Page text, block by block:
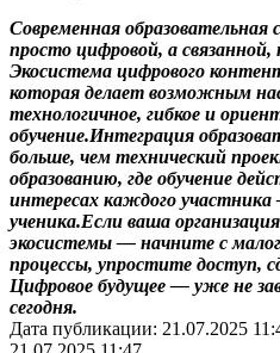
Современная
просто цифровой, а
Экосистема цифрового
которая делает возможным
технологичное, гибкое и
обучение.Интеграция
больше, чем технический
образованию, где обучение
интересах каждого
ученика.Если ваша
экосистемы — начните с
процессы, упростите доступ,
Цифровое будущее — уже не
сегодня.
Дата публикации: 21.07.2025